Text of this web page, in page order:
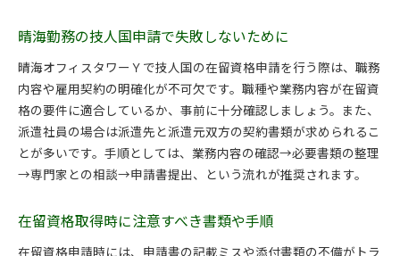
晴海勤務の技人国申請で失敗しないために
晴海オフィスタワーＹで技人国の在留資格申請を行う際は、職務
内容や雇用契約の明確化が不可欠です。職種や業務内容が在留資
格の要件に適合しているか、事前に十分確認しましょう。また、
派遣社員の場合は派遣先と派遣元双方の契約書類が求められるこ
とが多いです。手順としては、業務内容の確認→必要書類の整理
→専門家との相談→申請書提出、という流れが推奨されます。
在留資格取得時に注意すべき書類や手順
在留資格申請時には、申請書の記載ミスや添付書類の不備がトラ